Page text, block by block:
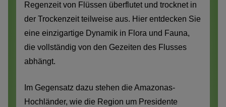
Regenzeit von Flüssen überflutet und trocknet in
der Trockenzeit teilweise aus. Hier entdecken Sie
eine einzigartige Dynamik in Flora und Fauna,
die vollständig von den Gezeiten des Flusses
abhängt.
Im Gegensatz dazu stehen die Amazonas-
Hochländer, wie die Region um Presidente